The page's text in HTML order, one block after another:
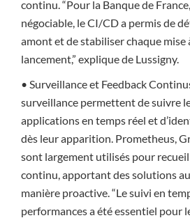
continu. “Pour la Banque de
négociable, le CI/CD a permis de
amont et de stabiliser chaque mise
lancement,” explique de Lussigny.
• Surveillance et Feedback
surveillance permettent de suivre
applications en temps réel et
dès leur apparition. Prometheus,
sont largement utilisés pour
continu, apportant des solutions
manière proactive. “Le suivi en
performances a été essentiel pour